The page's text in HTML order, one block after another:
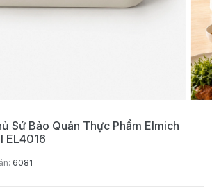
Sứ Bảo Quản Thực Phẩm Elmich
EL4016
6081